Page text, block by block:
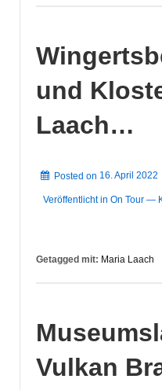
und
Laach…
Posted on 16. April 2022
Veröffentlicht in On Tour —
Getagged mit: Maria Laach
Vulkan